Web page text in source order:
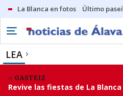
La Blanca en fotos Último
LEA
GASTEIZ
Revive las fiestas de La